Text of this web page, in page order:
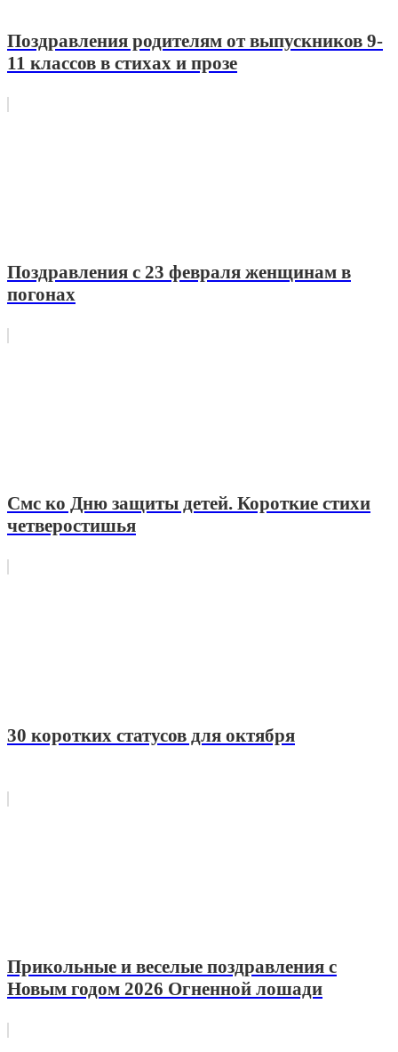
Поздравления родителям от выпускников 9-
11 классов в стихах и прозе
Поздравления с 23 февраля женщинам в
погонах
Смс ко Дню защиты детей. Короткие стихи
четверостишья
30 коротких статусов для октября
Прикольные и веселые поздравления с
Новым годом 2026 Огненной лошади